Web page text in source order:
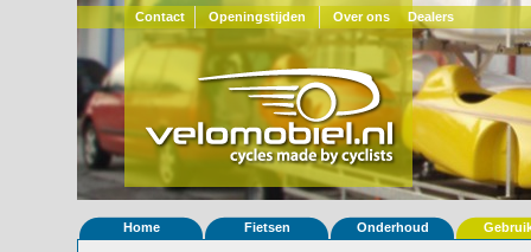
Contact Openingstijden Over ons Dealers
Home Fietsen Onderhoud